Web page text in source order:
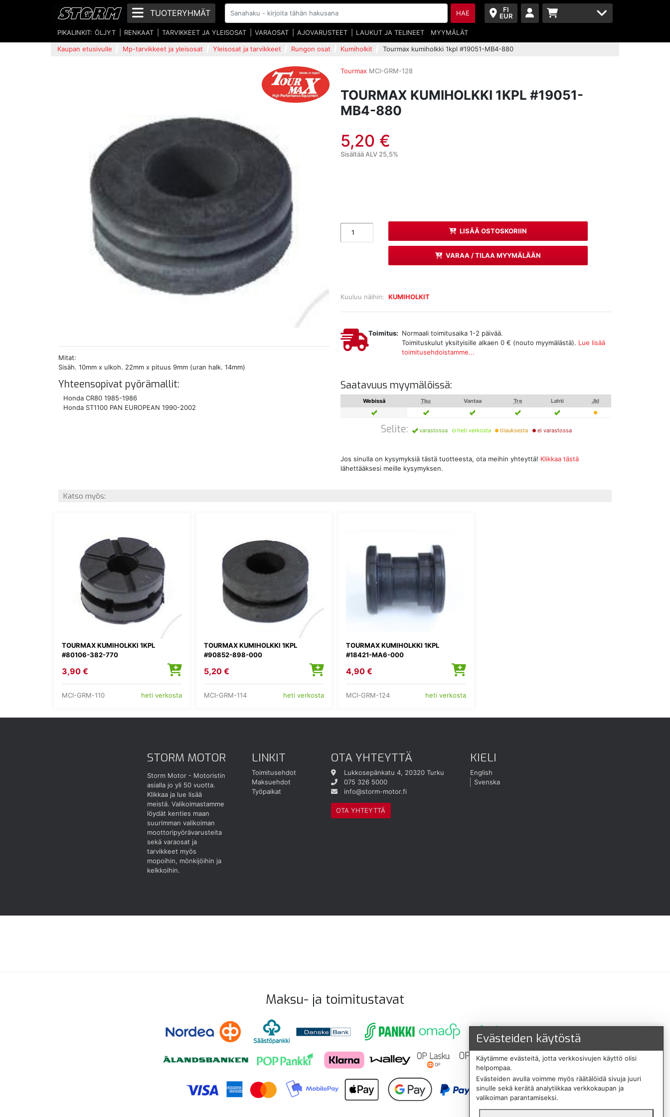
FI
EUR
TUOTERYHMÄT HAE
PIKALINKIT: ÖLJYT RENKAAT TARVIKKEET JA YLEISOSAT VARAOSAT AJOVARUSTEET LAUKUT JA TELINEET MYYMÄLÄT
Kaupan etusivulle Mp-tarvikkeet ja yleisosat Yleisosat ja tarvikkeet Rungon osat Kumiholkit Tourmax kumiholkki 1kpl #19051-MB4-880
Tourmax MCI-GRM-128
TOURMAX KUMIHOLKKI 1KPL #19051-
MB4-880
5,20 €
Sisältää ALV 25,5%
LISÄÄ OSTOSKORIIN
VARAA / TILAA MYYMÄLÄÄN
Kuuluu näihin: KUMIHOLKIT
Toimitus: Normaali toimitusaika 1-2 päivää.
Toimituskulut yksityisille alkaen 0 € (nouto myymälästä). Lue lisää
toimitusehdoistamme...
Saatavuus myymälöissä:
Webissä Tku Vantaa Tre Lahti Jkl
Selite: varastossa heti verkosta tilauksesta ei varastossa
Jos sinulla on kysymyksiä tästä tuotteesta, ota meihin yhteyttä! Klikkaa tästä
lähettääksesi meille kysymyksen.
Mitat:
Sisäh. 10mm x ulkoh. 22mm x pituus 9mm (uran halk. 14mm)
Yhteensopivat pyörämallit:
Honda CR80 1985-1986
Honda ST1100 PAN EUROPEAN 1990-2002
Katso myös:
TOURMAX KUMIHOLKKI 1KPL
#80106-382-770
3,90 €
MCI-GRM-110 heti verkosta
TOURMAX KUMIHOLKKI 1KPL
#90852-898-000
5,20 €
MCI-GRM-114 heti verkosta
TOURMAX KUMIHOLKKI 1KPL
#18421-MA6-000
4,90 €
MCI-GRM-124 heti verkosta
STORM MOTOR
Storm Motor - Motoristin
asialla jo yli 50 vuotta.
Klikkaa ja lue lisää
meistä. Valikoimastamme
löydät kenties maan
suurimman valikoiman
moottoripyörävarusteita
sekä varaosat ja
tarvikkeet myös
mopoihin, mönkijöihin ja
kelkkoihin.
LINKIT
Toimitusehdot
Maksuehdot
Työpaikat
OTA YHTEYTTÄ
Lukkosepänkatu 4, 20320 Turku
075 326 5000
info@storm-motor.fi
OTA YHTEYTTÄ
KIELI
English
Svenska
Maksu- ja toimitustavat
Evästeiden käytöstä
Käytämme evästeitä, jotta verkkosivujen käyttö olisi
helpompaa.
Evästeiden avulla voimme myös räätälöidä sivuja juuri
sinulle sekä kerätä analytiikkaa verkkokaupan ja
valikoiman parantamiseksi.